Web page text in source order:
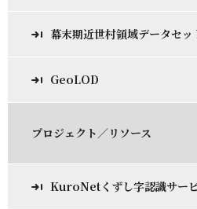
幕末期近世村領域データセッ
GeoLOD
プロジェクト／リソース
KuroNetくずし字認識サー